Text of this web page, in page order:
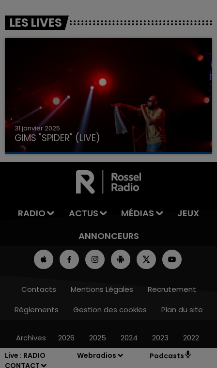
Live : RADIO
CONTACT
Webradios Podcasts
LES LIVES
31 janvier 2025
GIMS "SPIDER" (LIVE)
RADIO ACTUS MÉDIAS
JEUX
ANNONCEURS
Contacts Mentions Légales
Recrutement
Règlements
Gestion des cookies Plan du site
Archives 2026 2025 2024 2023 2022